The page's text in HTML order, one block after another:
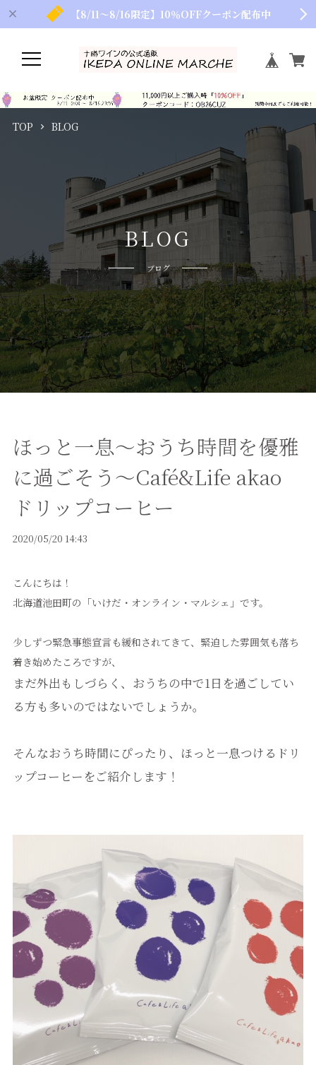
【8/11～8/16限定】10％OFFクーポン配布中
BLOG
ブログ
TOP BLOG
ほっと一息～おうち時間を優雅
に過ごそう～Café&Life akao
ドリップコーヒー
2020/05/20 14:43
こんにちは！
北海道池田町の「いけだ・オンライン・マルシェ」です。
少しずつ緊急事態宣言も緩和されてきて、緊迫した雰囲気も落ち
着き始めたころですが、
まだ外出もしづらく、おうちの中で1日を過ごしてい
る方も多いのではないでしょうか。
そんなおうち時間にぴったり、ほっと一息つけるドリ
ップコーヒーをご紹介します！